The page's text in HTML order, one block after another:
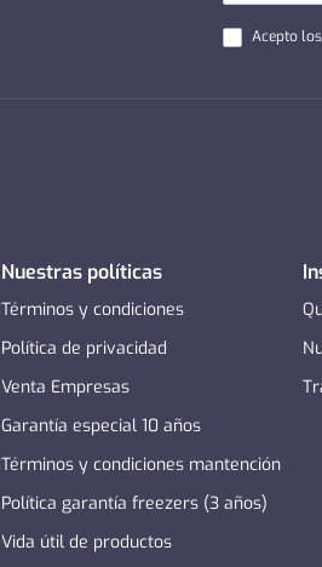
Acepto los
Nuestras políticas
Términos y condiciones
Política de privacidad
Venta Empresas
Garantía especial 10 años
Términos y condiciones mantención
Política garantía freezers (3 años)
Vida útil de productos